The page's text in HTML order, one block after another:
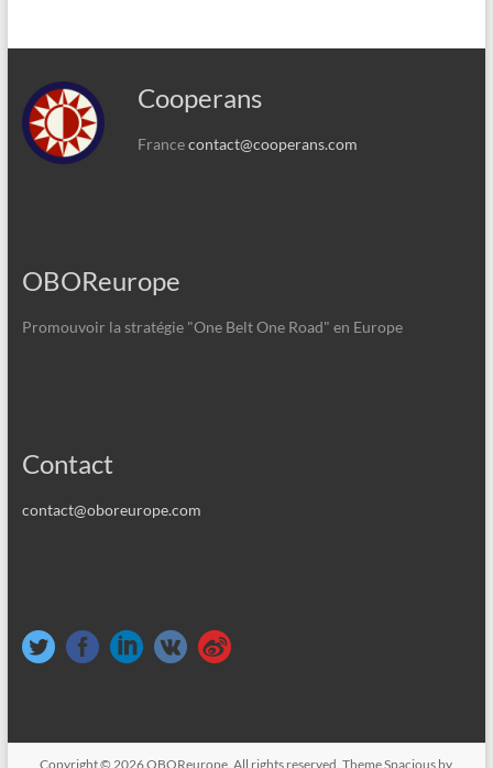
Cooperans
Francecontact@cooperans.com
OBOReurope
Promouvoir la stratégie "One Belt One Road" en Europe
Contact
contact@oboreurope.com
Copyright © 2026OBOReurope . All rights reserved. ThemeSpacious by